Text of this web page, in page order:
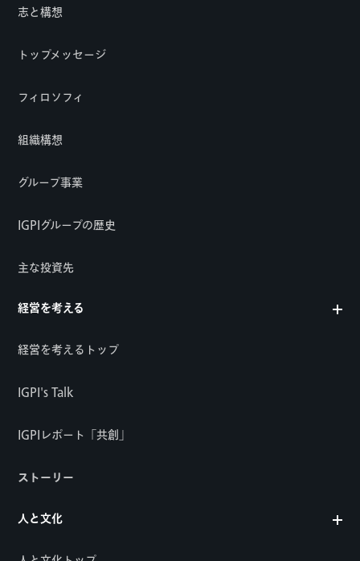
志と構想
トップメッセージ
フィロソフィ
組織構想
グループ事業
IGPIグループの歴史
主な投資先
経営を考える
経営を考えるトップ
IGPI's Talk
IGPIレポート「共創」
ストーリー
人と文化